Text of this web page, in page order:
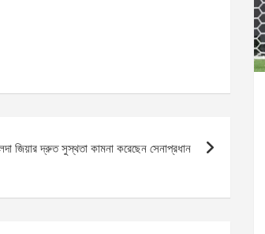
জিয়ার দ্রুত সুস্থতা কামনা করেছেন সেনাপ্রধান